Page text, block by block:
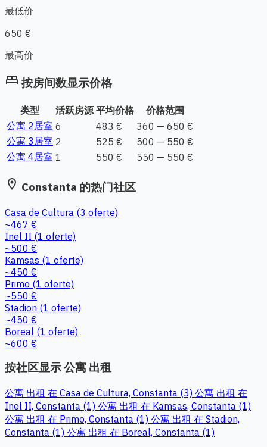
最低价
650 €
最高价
bed 按房间数显示价格
类型 活跃房源 平均价格
价格范围
公寓 2居室 6 483 €
360 — 650 €
公寓 3居室 2 525 €
500 — 550 €
公寓 4居室 1 550 € 550 — 550 €
location_on Constanta 的热门社区
Casa de Cultura (3 oferte)
~467 €
Inel II (1 oferte)
~500 €
Kamsas (1 oferte)
~450 €
Primo (1 oferte)
~550 €
Stadion (1 oferte)
~450 €
Boreal (1 oferte)
~600 €
按社区显示 公寓 出租
公寓 出租 在 Casa de Cultura, Constanta (3) 公寓 出租 在
Inel II, Constanta (1) 公寓 出租 在 Kamsas, Constanta (1)
公寓 出租 在 Primo, Constanta (1) 公寓 出租 在 Stadion,
Constanta (1) 公寓 出租 在 Boreal, Constanta (1)